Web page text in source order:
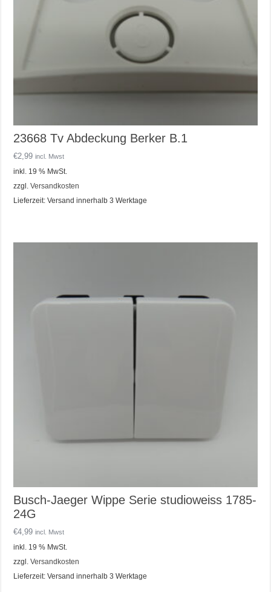
23668 Tv Abdeckung Berker B.1
€2,99 incl. Mwst
inkl. 19 % MwSt.
zzgl.Versandkosten
Lieferzeit:Versand innerhalb 3 Werktage
Busch-Jaeger Wippe Serie studioweiss 1785-
24G
€4,99 incl. Mwst
inkl. 19 % MwSt.
zzgl.Versandkosten
Lieferzeit:Versand innerhalb 3 Werktage